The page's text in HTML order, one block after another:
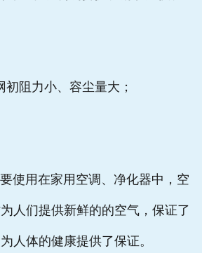
阻力小、容尘量大；
用在家用空调、净化器中，空
人们提供新鲜的的空气，保证了
人体的健康提供了保证。